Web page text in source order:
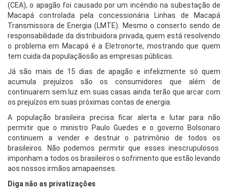
(CEA), o apagão foi causado por um incêndio na subestação de
Macapá controlada pela concessionária Linhas de Macapá
Transmissora de Energia (LMTE). Mesmo o conserto sendo de
responsabilidade da distribuidora privada, quem está resolvendo
o problema em Macapá é a Eletronorte, mostrando que quem
tem cuida da populaçãosão as empresas públicas.
Já são mais de 15 dias de apagão e infelizmente só quem
acumula prejuízos são os consumidores que além de
continuarem sem luz em suas casas ainda terão que arcar com
os prejuízos em suas próximas contas de energia.
A população brasileira precisa ficar alerta e lutar para não
permitir que o ministro Paulo Guedes e o governo Bolsonaro
continuem a vender e destruir o patrimônio de todos os
brasileiros. Não podemos permitir que esses inescrupulosos
imponham a todos os brasileiros o sofrimento que estão levando
aos nossos irmãos amapaenses.
Diga não as privatizações